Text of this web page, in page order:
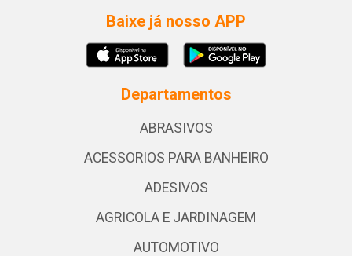
Baixe já nosso APP
Departamentos
ABRASIVOS
ACESSORIOS PARA BANHEIRO
ADESIVOS
AGRICOLA E JARDINAGEM
AUTOMOTIVO